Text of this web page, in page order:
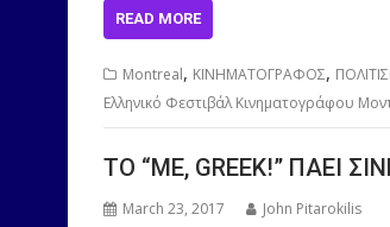
READ MORE
Montreal, ΚΙΝΗΜΑΤΟΓΡΑΦΟΣ,
Ελληνικό Φεστιβάλ Κινηματογράφου
TO “ME, GREEK!” ΠΑΕΙ
March 23, 2017 John Pitarokilis